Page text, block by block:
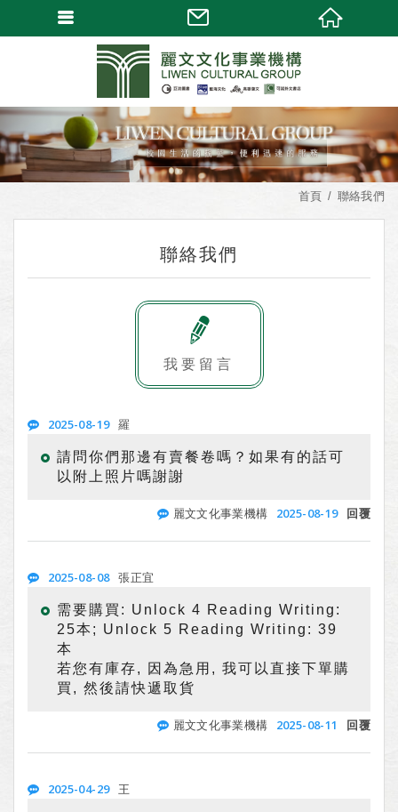
首頁 聯絡我們
聯絡我們
我要留言
請問你們那邊有賣餐卷嗎？如果有的話可
以附上照片嗎謝謝
麗文文化事業機構 2025-08-19 回覆
2025-08-19 羅
需要購買: Unlock 4 Reading Writing:
25本; Unlock 5 Reading Writing: 39
本
若您有庫存, 因為急用, 我可以直接下單購
買, 然後請快遞取貨
麗文文化事業機構 2025-08-11 回覆
2025-08-08 張正宜
2025-04-29 王